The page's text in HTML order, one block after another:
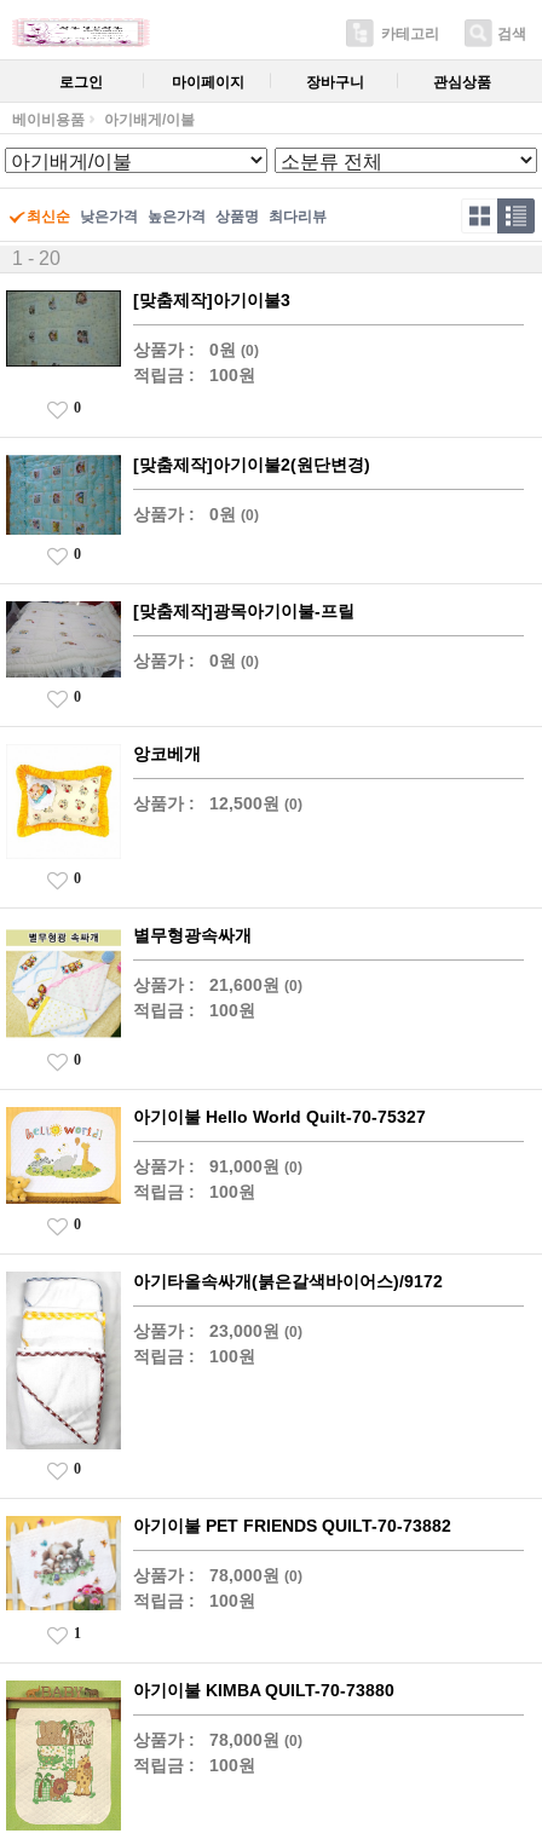
카테고리 검색
로그인 마이페이지 장바구니 관심상품
베이비용품 아기배게/이불
최신순 낮은가격 높은가격 상품명 최다리뷰
1 - 20
[맞춤제작]아기이불3
상품가 : 0원 (0)
적립금 : 100원
0
[맞춤제작]아기이불2(원단변경)
상품가 : 0원 (0)
0
[맞춤제작]광목아기이불-프릴
상품가 : 0원 (0)
0
앙코베개
상품가 : 12,500원 (0)
0
별무형광속싸개
상품가 : 21,600원 (0)
적립금 : 100원
0
아기이불 Hello World Quilt-70-75327
상품가 : 91,000원 (0)
적립금 : 100원
0
아기타올속싸개(붉은갈색바이어스)/9172
상품가 : 23,000원 (0)
적립금 : 100원
0
아기이불 PET FRIENDS QUILT-70-73882
상품가 : 78,000원 (0)
적립금 : 100원
1
아기이불 KIMBA QUILT-70-73880
상품가 : 78,000원 (0)
적립금 : 100원